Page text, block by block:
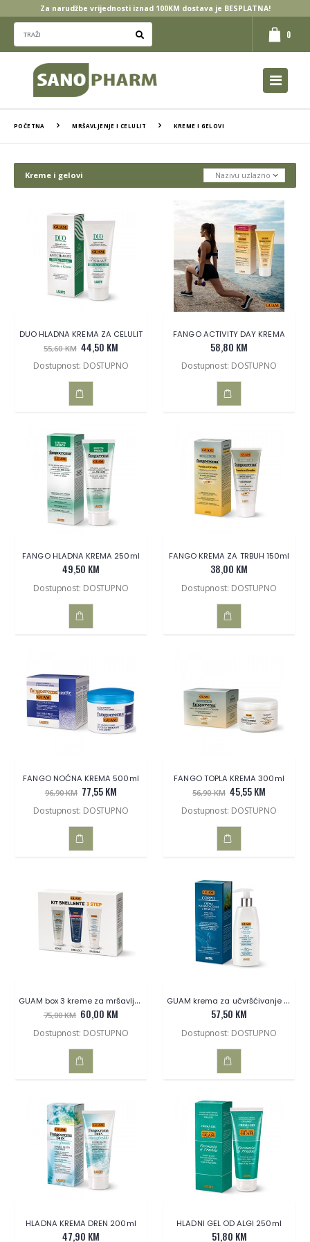
Za narudžbe vrijednosti iznad 100KM dostava je BESPLATNA!
0
POČETNA MRŠAVLJENJE I CELULIT KREME I GELOVI
Kreme i gelovi
DUO HLADNA KREMA ZA CELULIT
55,60 KM 44,50 KM
Dostupnost: DOSTUPNO
U
KOŠARICU
FANGO ACTIVITY DAY KREMA
58,80 KM
Dostupnost: DOSTUPNO
U
KOŠARICU
FANGO HLADNA KREMA 250ml
49,50 KM
Dostupnost: DOSTUPNO
KOŠARICU
FANGO KREMA ZA TRBUH 150ml
38,00 KM
Dostupnost: DOSTUPNO
FANGO NOĆNA KREMA 500ml
96,90 KM 77,55 KM
Dostupnost: DOSTUPNO
KOŠARICU
FANGO TOPLA KREMA 300ml
56,90 KM 45,55 KM
Dostupnost: DOSTUPNO
U
KOŠARICU
GUAM box 3 kreme za mršavljenje
75,00 KM 60,00 KM
Dostupnost: DOSTUPNO
U
KOŠARICU
GUAM krema za učvršćivanje i tonus 200 ml
57,50 KM
Dostupnost: DOSTUPNO
U
KOŠARICU
HLADNA KREMA DREN 200ml
47,90 KM
HLADNI GEL OD ALGI 250ml
51,80 KM